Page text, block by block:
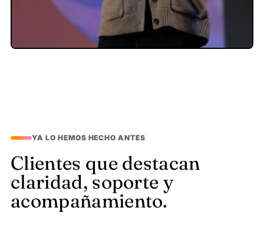
YA LO HEMOS HECHO ANTES
Clientes que destacan
claridad, soporte y
acompañamiento.